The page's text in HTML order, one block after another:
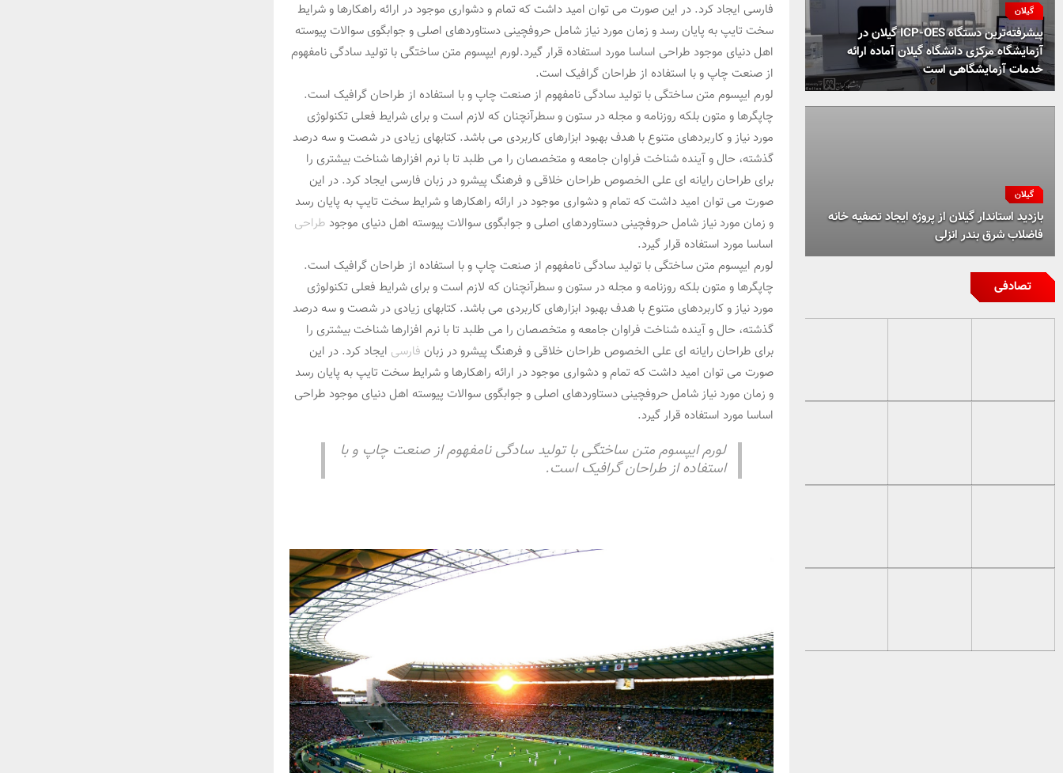
گیلان
پیشرفته‌ترین دستگاه ICP-OES گیلان در
آزمایشگاه مرکزی دانشگاه گیلان آماده ارائه
خدمات آزمایشگاهی است
گیلان
بازدید استاندار گیلان از پروژه ایجاد تصفیه خانه
فاضلاب شرق بندر انزلی
تصادفی
فارسی ایجاد کرد. در این صورت می توان امید داشت که تمام و دشواری موجود در ارائه راهکارها و شرایط
سخت تایپ به پایان رسد و زمان مورد نیاز شامل حروفچینی دستاوردهای اصلی و جوابگوی سوالات پیوسته
اهل دنیای موجود طراحی اساسا مورد استفاده قرار گیرد.لورم ایپسوم متن ساختگی با تولید سادگی نامفهوم
از صنعت چاپ و با استفاده از طراحان گرافیک است.
لورم ایپسوم متن ساختگی با تولید سادگی نامفهوم از صنعت چاپ و با استفاده از طراحان گرافیک است.
چاپگرها و متون بلکه روزنامه و مجله در ستون و سطرآنچنان که لازم است و برای شرایط فعلی تکنولوژی
مورد نیاز و کاربردهای متنوع با هدف بهبود ابزارهای کاربردی می باشد. کتابهای زیادی در شصت و سه درصد
گذشته، حال و آینده شناخت فراوان جامعه و متخصصان را می طلبد تا با نرم افزارها شناخت بیشتری را
برای طراحان رایانه ای علی الخصوص طراحان خلاقی و فرهنگ پیشرو در زبان فارسی ایجاد کرد. در این
صورت می توان امید داشت که تمام و دشواری موجود در ارائه راهکارها و شرایط سخت تایپ به پایان رسد
و زمان مورد نیاز شامل حروفچینی دستاوردهای اصلی و جوابگوی سوالات پیوسته اهل دنیای موجود طراحی
اساسا مورد استفاده قرار گیرد.
لورم ایپسوم متن ساختگی با تولید سادگی نامفهوم از صنعت چاپ و با استفاده از طراحان گرافیک است.
چاپگرها و متون بلکه روزنامه و مجله در ستون و سطرآنچنان که لازم است و برای شرایط فعلی تکنولوژی
مورد نیاز و کاربردهای متنوع با هدف بهبود ابزارهای کاربردی می باشد. کتابهای زیادی در شصت و سه درصد
گذشته، حال و آینده شناخت فراوان جامعه و متخصصان را می طلبد تا با نرم افزارها شناخت بیشتری را
برای طراحان رایانه ای علی الخصوص طراحان خلاقی و فرهنگ پیشرو در زبان فارسی ایجاد کرد. در این
صورت می توان امید داشت که تمام و دشواری موجود در ارائه راهکارها و شرایط سخت تایپ به پایان رسد
و زمان مورد نیاز شامل حروفچینی دستاوردهای اصلی و جوابگوی سوالات پیوسته اهل دنیای موجود طراحی
اساسا مورد استفاده قرار گیرد.
لورم ایپسوم متن ساختگی با تولید سادگی نامفهوم از صنعت چاپ و با
استفاده از طراحان گرافیک است.